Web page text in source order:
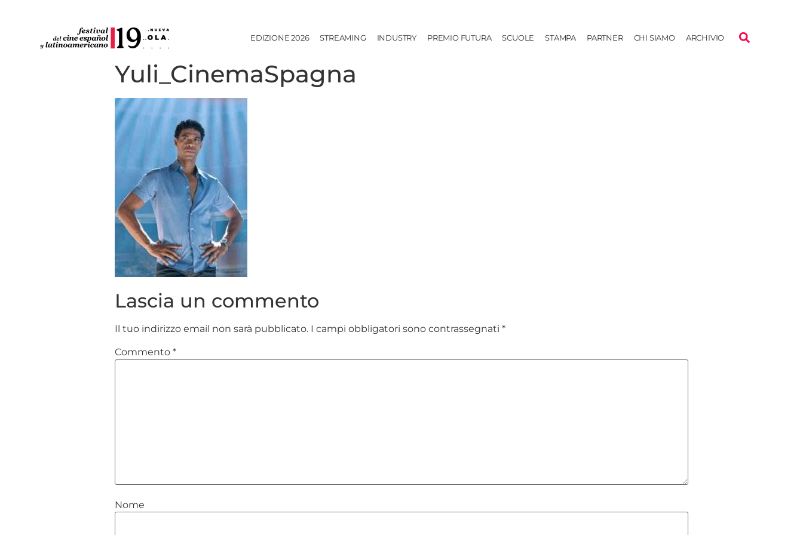
EDIZIONE 2026 STREAMING INDUSTRY PREMIO FUTURA SCUOLE STAMPA PARTNER CHI SIAMO ARCHIVIO
Yuli_CinemaSpagna
Lascia un commento
Il tuo indirizzo email non sarà pubblicato. I campi obbligatori sono contrassegnati *
Commento *
Nome